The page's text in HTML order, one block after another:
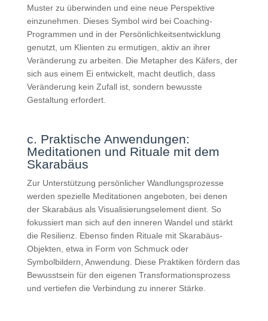
Muster zu überwinden und eine neue Perspektive
einzunehmen. Dieses Symbol wird bei Coaching-
Programmen und in der Persönlichkeitsentwicklung
genutzt, um Klienten zu ermutigen, aktiv an ihrer
Veränderung zu arbeiten. Die Metapher des Käfers, der
sich aus einem Ei entwickelt, macht deutlich, dass
Veränderung kein Zufall ist, sondern bewusste
Gestaltung erfordert.
c. Praktische Anwendungen:
Meditationen und Rituale mit dem
Skarabäus
Zur Unterstützung persönlicher Wandlungsprozesse
werden spezielle Meditationen angeboten, bei denen
der Skarabäus als Visualisierungselement dient. So
fokussiert man sich auf den inneren Wandel und stärkt
die Resilienz. Ebenso finden Rituale mit Skarabäus-
Objekten, etwa in Form von Schmuck oder
Symbolbildern, Anwendung. Diese Praktiken fördern das
Bewusstsein für den eigenen Transformationsprozess
und vertiefen die Verbindung zu innerer Stärke.